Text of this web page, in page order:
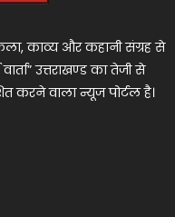
काव्य और कहानी संग्रह से
उत्तराखण्ड का तेजी से
करने वाला न्यूज पोर्टल है।